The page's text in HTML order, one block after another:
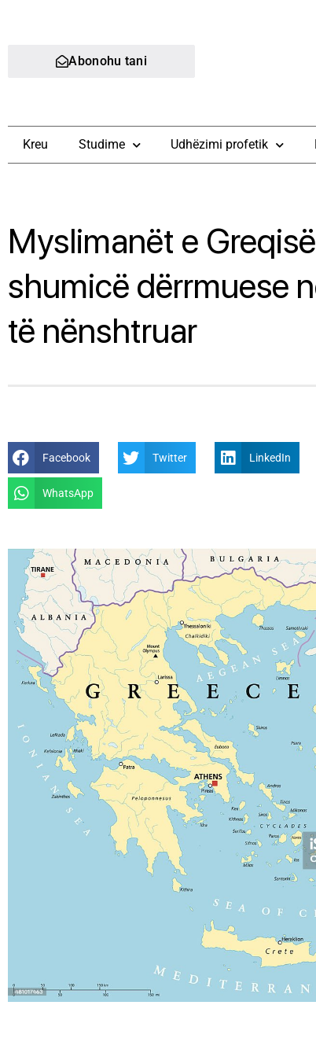
Abonohu tani
Kreu Studime Udhëzimi profetik
Myslimanët e
shumicë dërrmuese
të nënshtruar
Facebook Twitter LinkedIn
WhatsApp